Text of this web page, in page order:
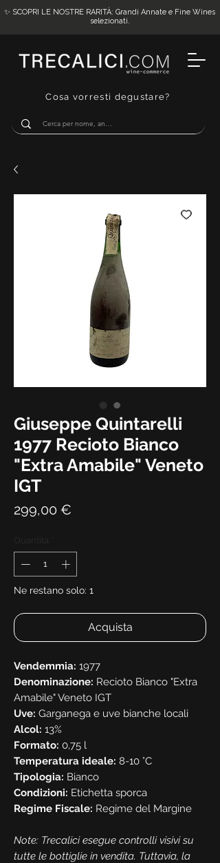
Cosa vorresti degustare?
✨ SCOPRI LE NOSTRE RARITÀ: Grandi Annate e Fine Wines
selezionati.
Giuseppe Quintarelli
1977 Recioto Bianco
"Extra Amabile" Veneto
IGT
299,00 €
Ne restano solo: 1
Acquista
Vendemmia: 1977
Denominazione: Recioto Bianco "Extra
Amabile" Veneto IGT
Uve: Garganega e uve bianche locali
Alcol: 13%
Formato: 0,75 l
Temperatura ideale: 8-10 °C
Tipologia: Bianco
Condizioni: Etichetta sporca
Regime Fiscale: Regime del Margine
Note: Trecalici esegue controlli visivi su
tutte le bottiglie in vendita. Tuttavia, la